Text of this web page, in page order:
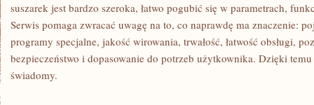
suszarek jest bardzo szeroka, łatwo pogubić się w parametrach,
Serwis pomaga zwracać uwagę na to, co naprawdę ma znaczenie:
programy specjalne, jakość wirowania, trwałość, łatwość obsługi,
bezpieczeństwo i dopasowanie do potrzeb użytkownika. Dzięki
świadomy.